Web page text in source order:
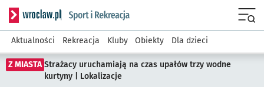
Serwis informacyjny wroclaw.pl podserwis: Sport i rekreacja
Aktualności Rekreacja Kluby Obiekty Dla dzieci
Z MIASTA Strażacy uruchamiają na czas upałów trzy wodne
kurtyny | Lokalizacje